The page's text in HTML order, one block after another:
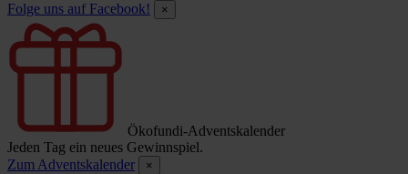
Folge uns auf Facebook!
×
Ökofundi-Adventskalender
Jeden Tag ein neues Gewinnspiel.
Zum Adventskalender
×